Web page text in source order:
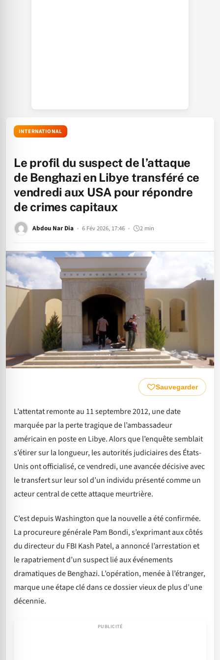
INTERNATIONAL
Le profil du suspect de l’attaque
de Benghazi en Libye transféré ce
vendredi aux USA pour répondre
de crimes capitaux
Abdou Nar Dia 6 Fév 2026, 17:46 2 min
Sauvegarder
L’attentat remonte au 11 septembre 2012, une date
marquée par la perte tragique de l’ambassadeur
américain en poste en Libye. Alors que l’enquête semblait
s’étirer sur la longueur, les autorités judiciaires des États-
Unis ont officialisé, ce vendredi, une avancée décisive avec
le transfert sur leur sol d’un individu présenté comme un
acteur central de cette attaque meurtrière.
C’est depuis Washington que la nouvelle a été confirmée.
La procureure générale Pam Bondi, s’exprimant aux côtés
du directeur du FBI Kash Patel, a annoncé l’arrestation et
le rapatriement d’un suspect lié aux événements
dramatiques de Benghazi. L’opération, menée à l’étranger,
marque une étape clé dans ce dossier vieux de plus d’une
décennie.